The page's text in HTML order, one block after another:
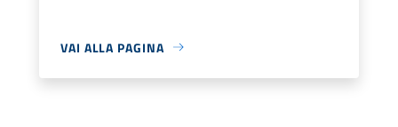
VAI ALLA PAGINA